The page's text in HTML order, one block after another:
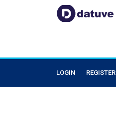
LOGIN REGISTER